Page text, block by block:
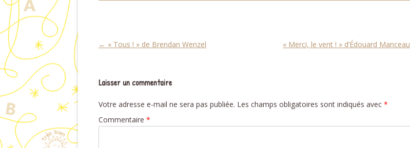
Navigation des articles
← « Tous ! » de Brendan Wenzel « Merci, le vent ! » d’Édouard Manceau
Laisser un commentaire
Votre adresse e-mail ne sera pas publiée. Les champs obligatoires sont indiqués avec *
Commentaire *